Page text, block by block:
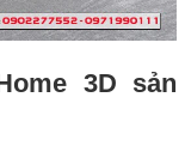
3D sản